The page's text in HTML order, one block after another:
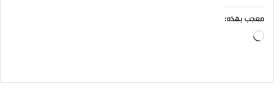
معجب بهذه:
جاري